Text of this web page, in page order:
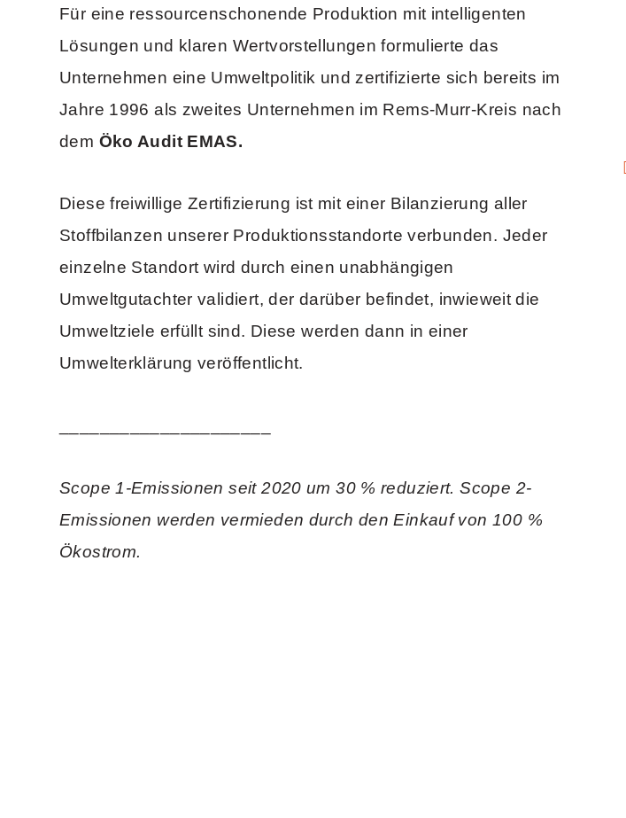
Für eine ressourcenschonende Produktion mit intelligenten
Lösungen und klaren Wertvorstellungen formulierte das
Unternehmen eine Umweltpolitik und zertifizierte sich bereits im
Jahre 1996 als zweites Unternehmen im Rems-Murr-Kreis nach
dem Öko Audit EMAS.
Diese freiwillige Zertifizierung ist mit einer Bilanzierung aller
Stoffbilanzen unserer Produktionsstandorte verbunden. Jeder
einzelne Standort wird durch einen unabhängigen
Umweltgutachter validiert, der darüber befindet, inwieweit die
Umweltziele erfüllt sind. Diese werden dann in einer
Umwelterklärung veröffentlicht.
Scope 1-Emissionen seit 2020 um 30 % reduziert. Scope 2-
Emissionen werden vermieden durch den Einkauf von 100 %
Ökostrom.